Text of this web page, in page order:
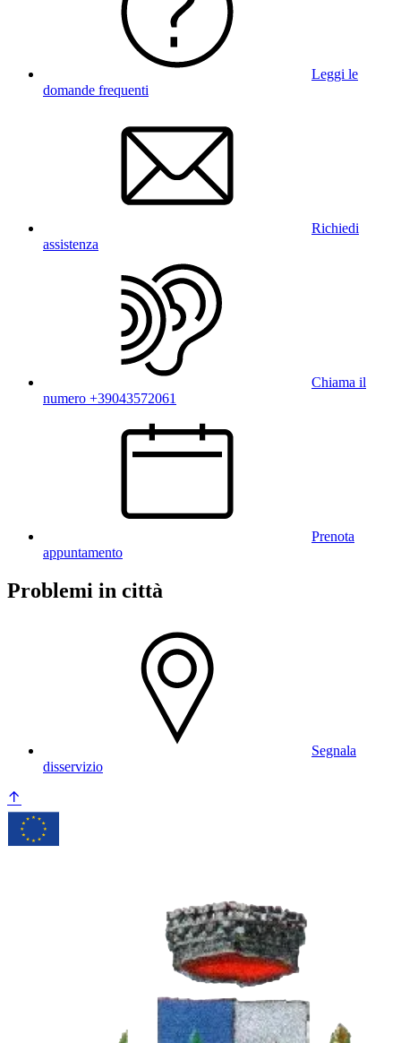
Leggi le
domande frequenti
Richiedi
assistenza
Chiama il
numero +39043572061
Prenota
appuntamento
Problemi in città
Segnala
disservizio